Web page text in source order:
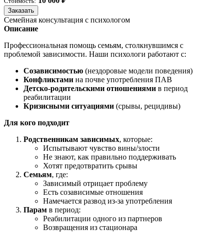
Заказать
Семейная консультация с психологом
Описание
Профессиональная помощь семьям, столкнувшимся с
проблемой зависимости. Наши психологи работают с:
Созависимостью (нездоровые модели поведения)
Конфликтами на почве употребления ПАВ
Детско-родительскими отношениями в период
реабилитации
Кризисными ситуациями (срывы, рецидивы)
Для кого подходит
Родственникам зависимых, которые:
Испытывают чувство вины/злости
Не знают, как правильно поддерживать
Хотят предотвратить срывы
Семьям, где:
Зависимый отрицает проблему
Есть созависимые отношения
Намечается развод из-за употребления
Парам в период:
Реабилитации одного из партнеров
Возвращения из стационара